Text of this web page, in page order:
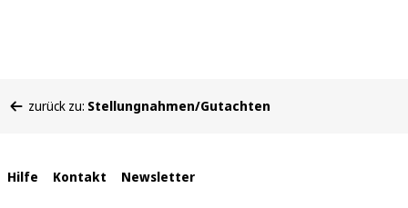
befinden
zurück zu: Stellungnahmen/Gutachten
Interne
Hilfe Kontakt Newsletter